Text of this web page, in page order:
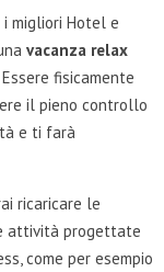
migliori Hotel e
vacanza relax
fisicamente
il pieno controllo
e ti farà
ricaricare le
attività progettate
come per esempio